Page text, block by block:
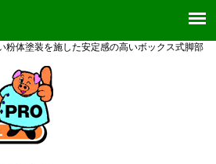
粉体塗装を施した安定感の高いボックス式脚部